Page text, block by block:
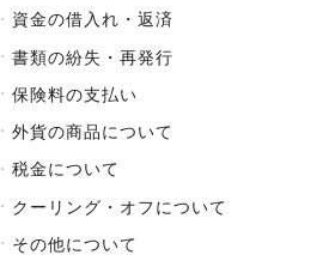
資金の借入れ・返済
書類の紛失・再発行
保険料の支払い
外貨の商品について
税金について
クーリング・オフについて
その他について